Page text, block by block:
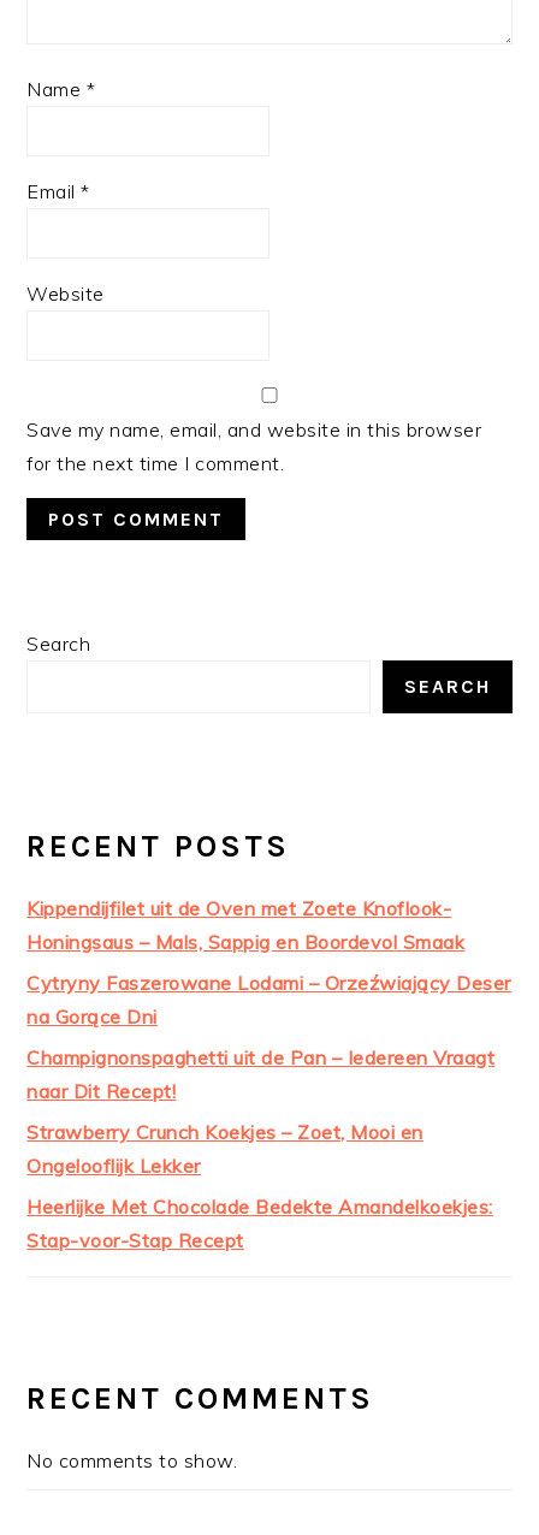
Name *
Email*
Website
Save my name, email, and website in this browser
for the next time I comment.
PRIMARY
Search
SEARCH
RECENT POSTS
Kippendijfilet uit de Oven met Zoete Knoflook-
Honingsaus – Mals, Sappig en Boordevol Smaak
Cytryny Faszerowane Lodami – Orzeźwiający Deser
na Gorące Dni
Champignonspaghetti uit de Pan – Iedereen Vraagt
naar Dit Recept!
Strawberry Crunch Koekjes – Zoet, Mooi en
Ongelooflijk Lekker
Heerlijke Met Chocolade Bedekte Amandelkoekjes:
Stap-voor-Stap Recept
RECENT COMMENTS
No comments to show.